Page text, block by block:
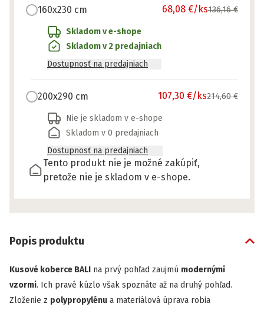
160x230 cm 68,08 €/ks136,16 €
Skladom v e-shope
Skladom v 2 predajniach
Dostupnosť na predajniach
200x290 cm 107,30 €/ks214,60 €
Nie je skladom v e-shope
Skladom v 0 predajniach
Dostupnosť na predajniach
Tento produkt nie je možné zakúpiť,
pretože nie je skladom v e-shope.
Popis produktu
Kusové koberce BALI na prvý pohľad zaujmú modernými
vzormi. Ich pravé kúzlo však spoznáte až na druhý pohľad.
Zloženie z polypropylénu a materiálová úprava robia